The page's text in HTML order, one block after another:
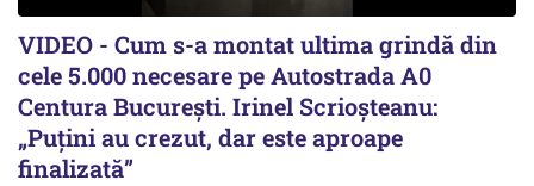
VIDEO - Cum s-a montat ultima grindă din
cele 5.000 necesare pe Autostrada A0
Centura București. Irinel Scrioșteanu:
„Puțini au crezut, dar este aproape
finalizată”